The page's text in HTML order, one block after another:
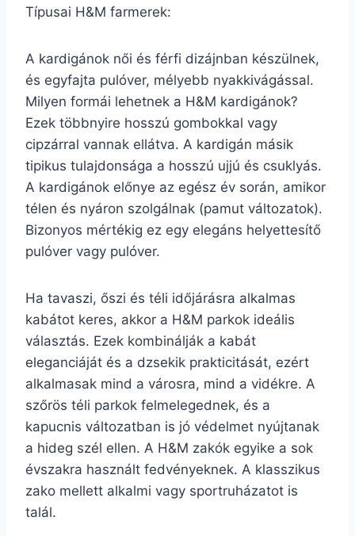
Típusai H&M farmerek:
A kardigánok női és férfi dizájnban készülnek,
és egyfajta pulóver, mélyebb nyakkivágással.
Milyen formái lehetnek a H&M kardigánok?
Ezek többnyire hosszú gombokkal vagy
cipzárral vannak ellátva. A kardigán másik
tipikus tulajdonsága a hosszú ujjú és csuklyás.
A kardigánok előnye az egész év során, amikor
télen és nyáron szolgálnak (pamut változatok).
Bizonyos mértékig ez egy elegáns helyettesítő
pulóver vagy pulóver.
Ha tavaszi, őszi és téli időjárásra alkalmas
kabátot keres, akkor a H&M parkok ideális
választás. Ezek kombinálják a kabát
eleganciáját és a dzsekik prakticitását, ezért
alkalmasak mind a városra, mind a vidékre. A
szőrös téli parkok felmelegednek, és a
kapucnis változatban is jó védelmet nyújtanak
a hideg szél ellen. A H&M zakók egyike a sok
évszakra használt fedvényeknek. A klasszikus
zako mellett alkalmi vagy sportruházatot is
talál.